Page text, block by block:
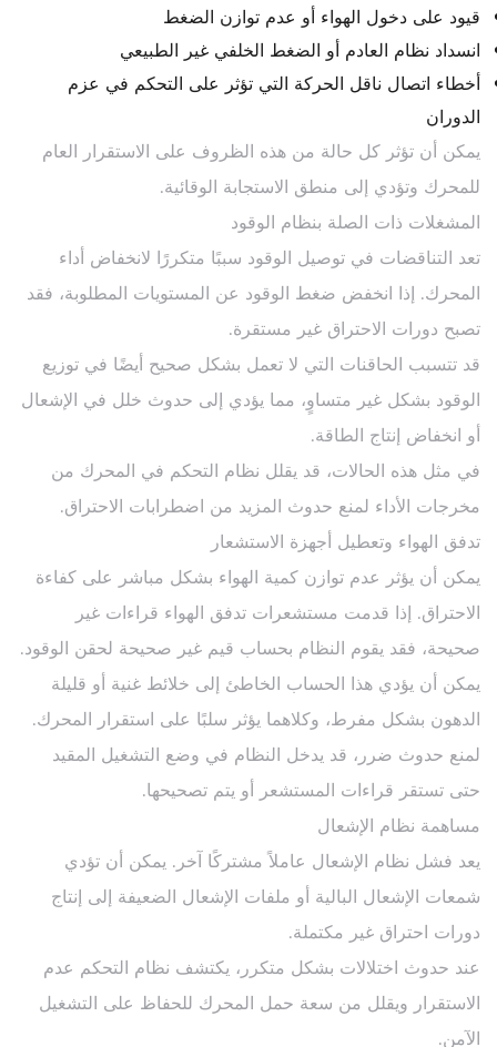
قيود على دخول الهواء أو عدم توازن الضغط
انسداد نظام العادم أو الضغط الخلفي غير الطبيعي
أخطاء اتصال ناقل الحركة التي تؤثر على التحكم في عزم
الدوران
يمكن أن تؤثر كل حالة من هذه الظروف على الاستقرار العام
للمحرك وتؤدي إلى منطق الاستجابة الوقائية.
المشغلات ذات الصلة بنظام الوقود
تعد التناقضات في توصيل الوقود سببًا متكررًا لانخفاض أداء
المحرك. إذا انخفض ضغط الوقود عن المستويات المطلوبة، فقد
تصبح دورات الاحتراق غير مستقرة.
قد تتسبب الحاقنات التي لا تعمل بشكل صحيح أيضًا في توزيع
الوقود بشكل غير متساوٍ، مما يؤدي إلى حدوث خلل في الإشعال
أو انخفاض إنتاج الطاقة.
في مثل هذه الحالات، قد يقلل نظام التحكم في المحرك من
مخرجات الأداء لمنع حدوث المزيد من اضطرابات الاحتراق.
تدفق الهواء وتعطيل أجهزة الاستشعار
يمكن أن يؤثر عدم توازن كمية الهواء بشكل مباشر على كفاءة
الاحتراق. إذا قدمت مستشعرات تدفق الهواء قراءات غير
صحيحة، فقد يقوم النظام بحساب قيم غير صحيحة لحقن الوقود.
يمكن أن يؤدي هذا الحساب الخاطئ إلى خلائط غنية أو قليلة
الدهون بشكل مفرط، وكلاهما يؤثر سلبًا على استقرار المحرك.
لمنع حدوث ضرر، قد يدخل النظام في وضع التشغيل المقيد
حتى تستقر قراءات المستشعر أو يتم تصحيحها.
مساهمة نظام الإشعال
يعد فشل نظام الإشعال عاملاً مشتركًا آخر. يمكن أن تؤدي
شمعات الإشعال البالية أو ملفات الإشعال الضعيفة إلى إنتاج
دورات احتراق غير مكتملة.
عند حدوث اختلالات بشكل متكرر، يكتشف نظام التحكم عدم
الاستقرار ويقلل من سعة حمل المحرك للحفاظ على التشغيل
الآمن.